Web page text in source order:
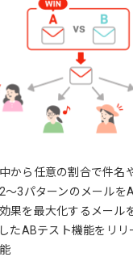
から任意の割合で件名
～3パターンのメールを
果を最大化するメール
たABテスト機能をリリ